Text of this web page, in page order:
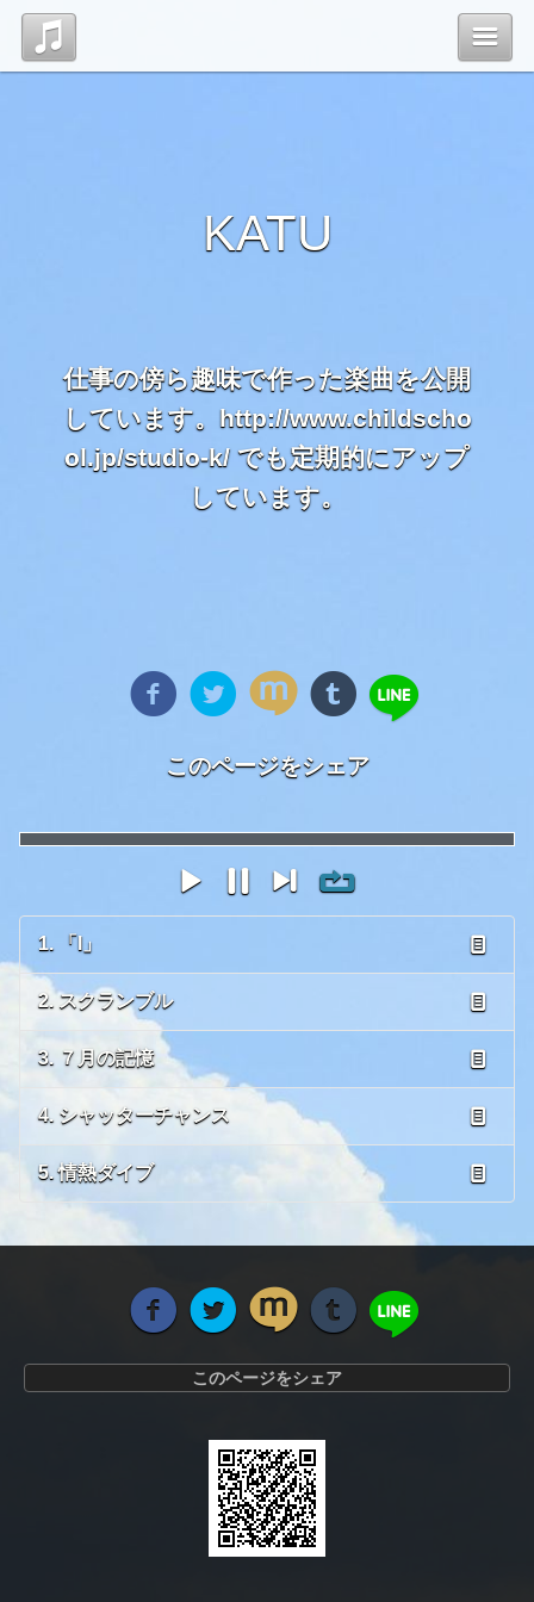
KATU
仕事の傍ら趣味で作った楽曲を公開
しています。http://www.childscho
ol.jp/studio-k/ でも定期的にアップ
しています。
このページをシェア
1. 「I」
2. スクランブル
3. ７月の記憶
4. シャッターチャンス
5. 情熱ダイブ
このページをシェア